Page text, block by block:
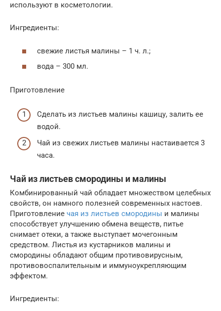
используют в косметологии.
Ингредиенты:
свежие листья малины – 1 ч. л.;
вода – 300 мл.
Приготовление
Сделать из листьев малины кашицу, залить ее
водой.
Чай из свежих листьев малины настаивается 3
часа.
Чай из листьев смородины и малины
Комбинированный чай обладает множеством целебных
свойств, он намного полезней современных настоев.
Приготовление чая из листьев смородины и малины
способствует улучшению обмена веществ, питье
снимает отеки, а также выступает мочегонным
средством. Листья из кустарников малины и
смородины обладают общим противовирусным,
противовоспалительным и иммуноукрепляющим
эффектом.
Ингредиенты: